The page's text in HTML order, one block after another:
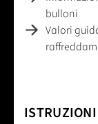
bulloni
Valori